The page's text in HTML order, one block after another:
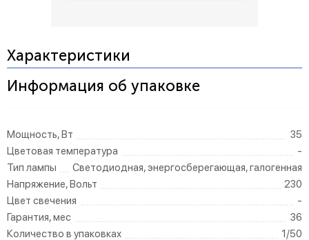
Характеристики
Информация об упаковке
Мощность, Вт
35
Цветовая температура
-
Тип лампы
Светодиодная, энергосберегающая, галогенная
Напряжение, Вольт
230
Цвет свечения
-
Гарантия, мес
36
Количество в упаковках
1/50